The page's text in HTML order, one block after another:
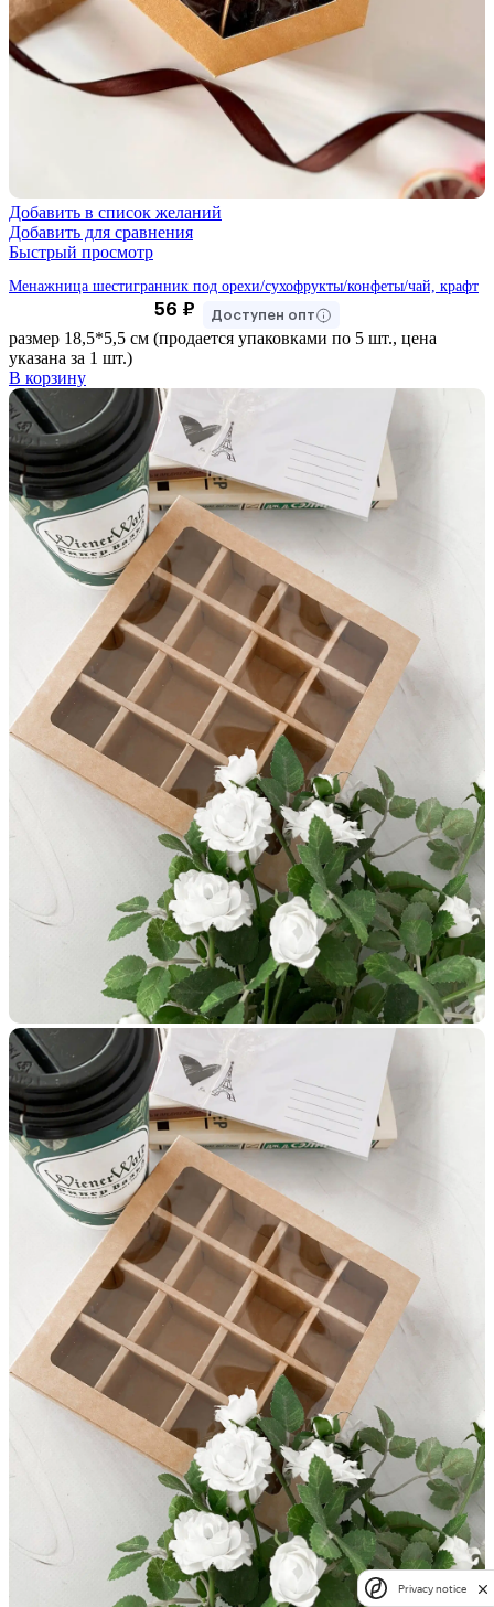
Добавить в список желаний
Добавить для сравнения
Быстрый просмотр
Менажница шестигранник под орехи/сухофрукты/конфеты/чай, крафт
56 ₽ Доступен опт
размер 18,5*5,5 см (продается упаковками по 5 шт., цена
указана за 1 шт.)
В корзину
Privacy notice